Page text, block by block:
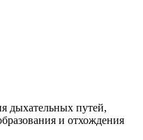
дыхательных путей,
и отхождения